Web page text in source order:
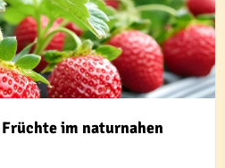
im naturnahen